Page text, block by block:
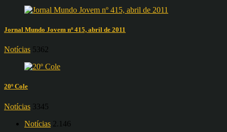
Jornal Mundo Jovem nº 415, abril de 2011
Notícias 5362
20º Cole
Notícias 3345
Notícias 2.146